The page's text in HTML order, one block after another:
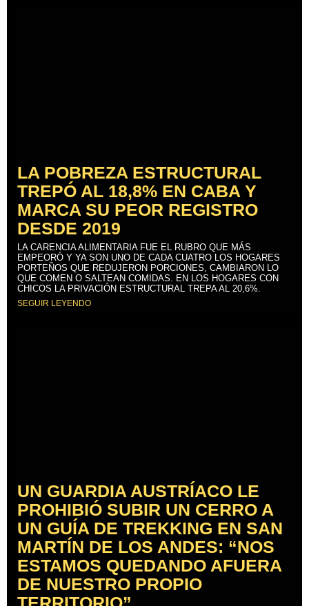
LA POBREZA ESTRUCTURAL
TREPÓ AL 18,8% EN CABA Y
MARCA SU PEOR REGISTRO
DESDE 2019
LA CARENCIA ALIMENTARIA FUE EL RUBRO QUE MÁS
EMPEORÓ Y YA SON UNO DE CADA CUATRO LOS HOGARES
PORTEÑOS QUE REDUJERON PORCIONES, CAMBIARON LO
QUE COMEN O SALTEAN COMIDAS. EN LOS HOGARES CON
CHICOS LA PRIVACIÓN ESTRUCTURAL TREPA AL 20,6%.
SEGUIR LEYENDO
UN GUARDIA AUSTRÍACO LE
PROHIBIÓ SUBIR UN CERRO A
UN GUÍA DE TREKKING EN SAN
MARTÍN DE LOS ANDES: “NOS
ESTAMOS QUEDANDO AFUERA
DE NUESTRO PROPIO